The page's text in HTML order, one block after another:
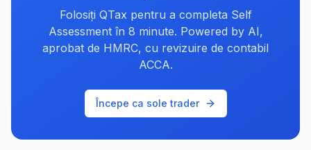
Folosiți QTax pentru a completa Self
Assessment în 8 minute. Powered by AI,
aprobat de HMRC, cu revizuire de contabil
ACCA.
Începe ca sole trader